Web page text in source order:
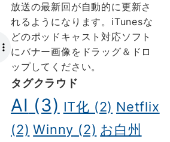
放送の最新回が自動的に更新さ
れるようになります。iTunesな
どのポッドキャスト対応ソフト
にバナー画像をドラッグ＆ドロ
ップしてください。
タグクラウド
AI (3) IT化 (2) Netflix
(2) Winny (2) お白州